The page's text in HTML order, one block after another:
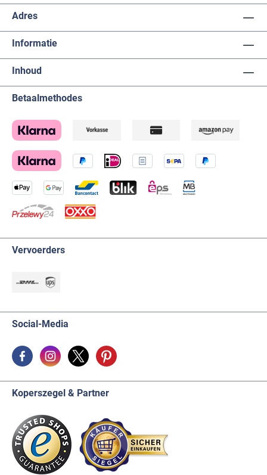
Adres
Informatie
Inhoud
Betaalmethodes
Vervoerders
Social-Media
Koperszegel & Partner